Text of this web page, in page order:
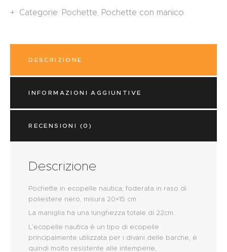
Categorie: Pochette, Pochette con manico
DESCRIZIONE
INFORMAZIONI AGGIUNTIVE
RECENSIONI (0)
Descrizione
Pochette in ecopelle nautica, foderata in raso di
poliestere nero, misura 20×15 cm
La maniglia ha una lunghezza totale di 22cm.
L’ecopelle nautica è un tipo di ecopelle
principalmente utilizzata per i divani delle barche, è
quindi molto resistente alle intemperie,